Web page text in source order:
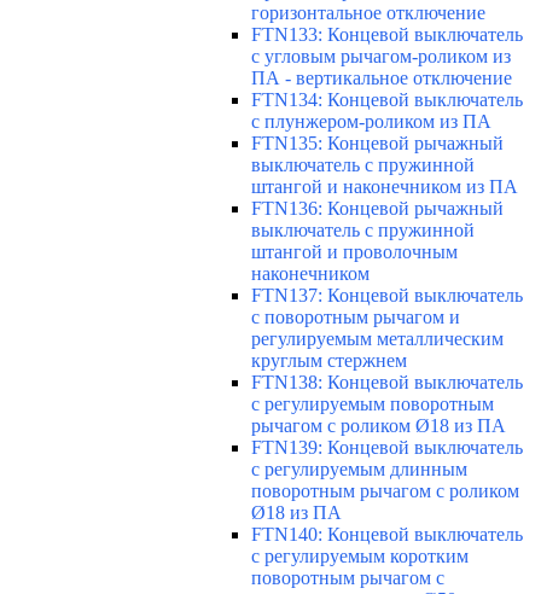
горизонтальное отключение
FTN133: Концевой выключатель
с угловым рычагом-роликом из
ПА - вертикальное отключение
FTN134: Концевой выключатель
с плунжером-роликом из ПА
FTN135: Концевой рычажный
выключатель с пружинной
штангой и наконечником из ПА
FTN136: Концевой рычажный
выключатель с пружинной
штангой и проволочным
наконечником
FTN137: Концевой выключатель
с поворотным рычагом и
регулируемым металлическим
круглым стержнем
FTN138: Концевой выключатель
с регулируемым поворотным
рычагом с роликом Ø18 из ПА
FTN139: Концевой выключатель
с регулируемым длинным
поворотным рычагом с роликом
Ø18 из ПА
FTN140: Концевой выключатель
с регулируемым коротким
поворотным рычагом с